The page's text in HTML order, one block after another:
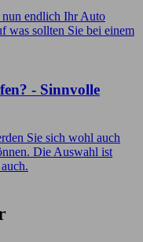
nun endlich Ihr Auto
was sollten Sie bei einem
- Sinnvolle
Sie sich wohl auch
Die Auswahl ist